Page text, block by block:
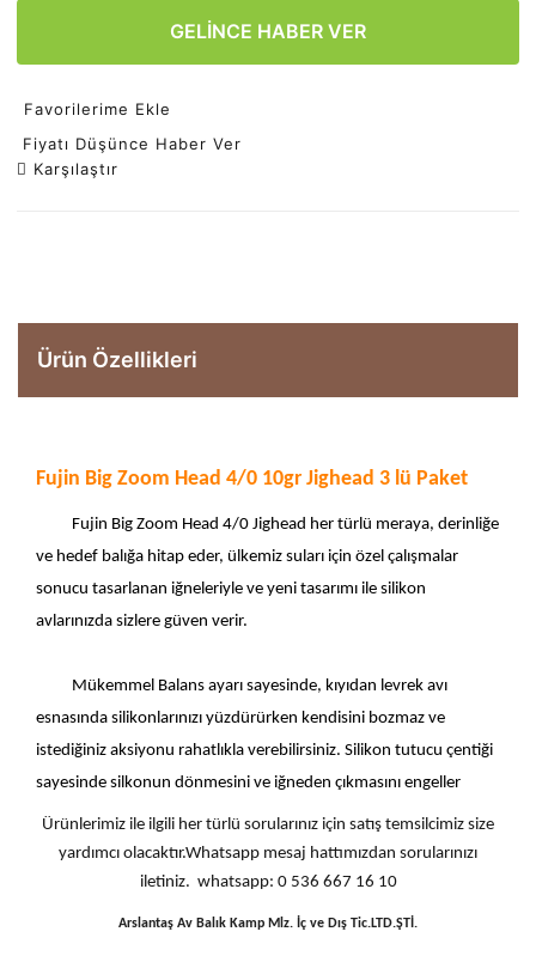
GELİNCE HABER VER
Favorilerime Ekle
Fiyatı Düşünce Haber Ver
Karşılaştır
Ürün Özellikleri
Fujin Big Zoom Head 4/0 10gr Jighead 3 lü Paket
Fujin Big Zoom Head 4/0 Jighead her türlü meraya, derinliğe
ve hedef balığa hitap eder, ülkemiz suları için özel çalışmalar
sonucu tasarlanan iğneleriyle ve yeni tasarımı ile silikon
avlarınızda sizlere güven verir.
Mükemmel Balans ayarı sayesinde, kıyıdan levrek avı
esnasında silikonlarınızı yüzdürürken kendisini bozmaz ve
istediğiniz aksiyonu rahatlıkla verebilirsiniz. Silikon tutucu çentiği
sayesinde silkonun dönmesini ve iğneden çıkmasını engeller
Ürünlerimiz ile ilgili her türlü sorularınız için satış temsilcimiz size
yardımcı olacaktır.Whatsapp mesaj hattımızdan sorularınızı
iletiniz. whatsapp: 0 536 667 16 10
Arslantaş Av Balık Kamp Mlz. İç ve Dış Tic.LTD.ŞTİ.